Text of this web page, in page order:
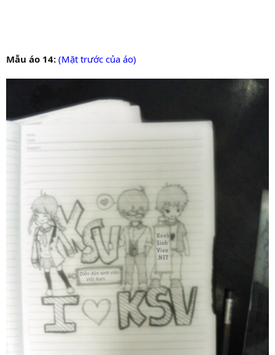
Mẫu áo 14: (Mặt trước của áo)